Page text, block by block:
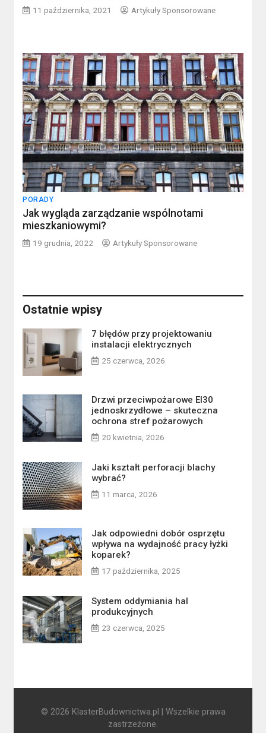
11 października, 2021 Artykuły Sponsorowane
PORADY
Jak wygląda zarządzanie wspólnotami
mieszkaniowymi?
19 grudnia, 2022 Artykuły Sponsorowane
Ostatnie wpisy
7 błędów przy projektowaniu
instalacji elektrycznych
25 czerwca, 2026
Drzwi przeciwpożarowe EI30
jednoskrzydłowe – skuteczna
ochrona stref pożarowych
20 kwietnia, 2026
Jaki kształt perforacji blachy
wybrać?
11 marca, 2026
Jak odpowiedni dobór osprzętu
wpływa na wydajność pracy łyżki
koparek?
17 października, 2025
System oddymiania hal
produkcyjnych
23 czerwca, 2025
© 2026 KlasterBudownictwa.pl | Wszelkie prawa
zastrzeżone.